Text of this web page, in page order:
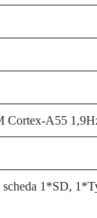
Cortex-A55
1*SD,